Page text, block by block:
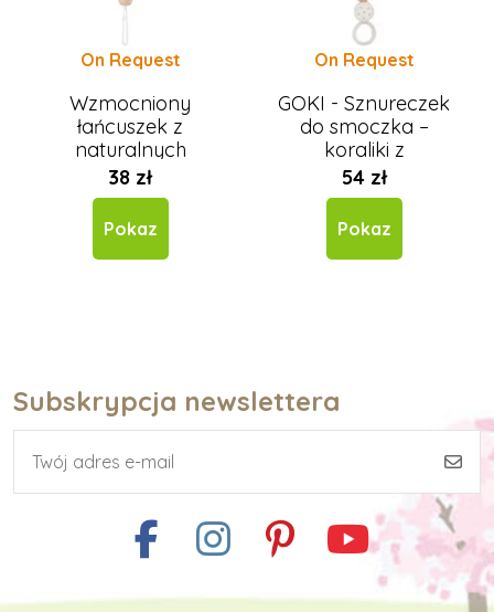
On Request
Wzmocniony
łańcuszek z
naturalnych
drewnianych
koralików
38 zł
Pokaz
On Request
GOKI - Sznureczek
do smoczka –
koraliki z
serduszkiem,
różowy
54 zł
Pokaz
Subskrypcja newslettera